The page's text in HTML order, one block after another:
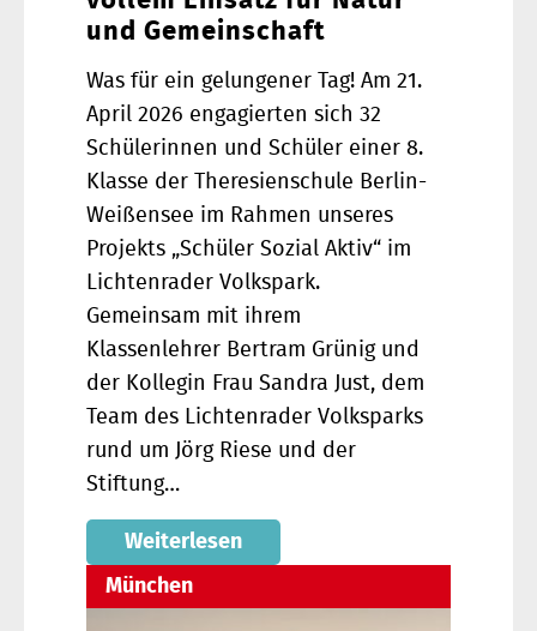
und Gemeinschaft
Was für ein gelungener Tag! Am 21.
April 2026 engagierten sich 32
Schülerinnen und Schüler einer 8.
Klasse der Theresienschule Berlin-
Weißensee im Rahmen unseres
Projekts „Schüler Sozial Aktiv“ im
Lichtenrader Volkspark.
Gemeinsam mit ihrem
Klassenlehrer Bertram Grünig und
der Kollegin Frau Sandra Just, dem
Team des Lichtenrader Volksparks
rund um Jörg Riese und der
Stiftung…
Weiterlesen
München